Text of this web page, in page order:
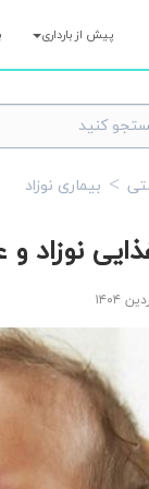
پیش از بارداری
بیماری نوزاد
نوزاد و